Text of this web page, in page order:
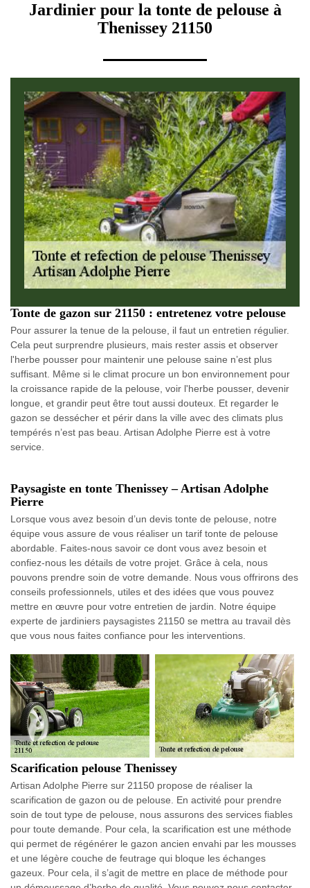
Jardinier pour la tonte de pelouse à
Thenissey 21150
Tonte de gazon sur 21150 : entretenez votre pelouse
Pour assurer la tenue de la pelouse, il faut un entretien régulier.
Cela peut surprendre plusieurs, mais rester assis et observer
l'herbe pousser pour maintenir une pelouse saine n’est plus
suffisant. Même si le climat procure un bon environnement pour
la croissance rapide de la pelouse, voir l'herbe pousser, devenir
longue, et grandir peut être tout aussi douteux. Et regarder le
gazon se dessécher et périr dans la ville avec des climats plus
tempérés n’est pas beau. Artisan Adolphe Pierre est à votre
service.
Paysagiste en tonte Thenissey – Artisan Adolphe
Pierre
Lorsque vous avez besoin d’un devis tonte de pelouse, notre
équipe vous assure de vous réaliser un tarif tonte de pelouse
abordable. Faites-nous savoir ce dont vous avez besoin et
confiez-nous les détails de votre projet. Grâce à cela, nous
pouvons prendre soin de votre demande. Nous vous offrirons des
conseils professionnels, utiles et des idées que vous pouvez
mettre en œuvre pour votre entretien de jardin. Notre équipe
experte de jardiniers paysagistes 21150 se mettra au travail dès
que vous nous faites confiance pour les interventions.
Scarification pelouse Thenissey
Artisan Adolphe Pierre sur 21150 propose de réaliser la
scarification de gazon ou de pelouse. En activité pour prendre
soin de tout type de pelouse, nous assurons des services fiables
pour toute demande. Pour cela, la scarification est une méthode
qui permet de régénérer le gazon ancien envahi par les mousses
et une légère couche de feutrage qui bloque les échanges
gazeux. Pour cela, il s’agit de mettre en place de méthode pour